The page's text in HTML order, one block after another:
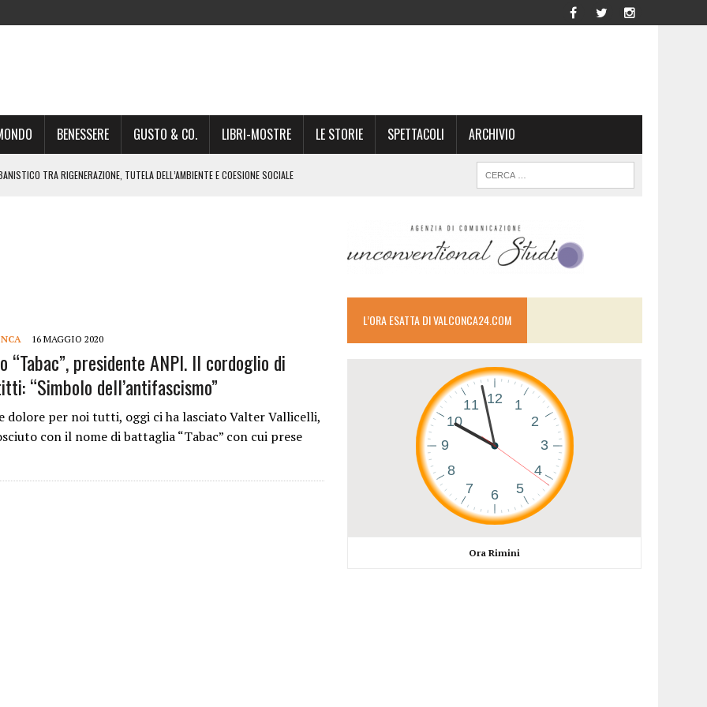
BENESSERE GUSTO & CO. LIBRI-MOSTRE LE STORIE SPETTACOLI ARCHIVIO
TRA RIGENERAZIONE, TUTELA DELL’AMBIENTE E COESIONE SOCIALE
GIONCHETTI SOMMELIER DEL CALABRESE “QAFIZ”
GIACOMO MATTEOTTI: “VITTIMA DELLA FURIA FASCISTA”
VINCONO MARZIALI, BURESTA, BARTOLINI, BIGUCCI, TASINI
IN REGIONE: TRE POSTI D’ONORE TOCCANO ALLA VALCONCA
RIUSCÌ A COMPORRE TANTE OPERE COSÌ VOLUMINOSE
DELL’ITALIAN PET FRIENDLY GALÀ IDEATO DA MARCO BONINI
STELLA DEL PREMIO GUIDA CHEF DI PIZZA: “UN GRANDE ONORE”
16 MAGGIO 2020
“Tabac”, presidente ANPI. Il cordoglio di
“Simbolo dell’antifascismo”
dolore per noi tutti, oggi ci ha lasciato Valter Vallicelli,
con il nome di battaglia “Tabac” con cui prese
L’ORA ESATTA DI VALCONCA24.COM
Ora Rimini